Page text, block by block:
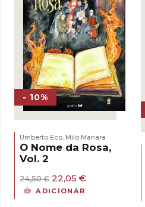
- 10%
Umberto Eco Milo Manara
O Nome da Rosa,
Vol. 2
24,50€ O
preço
22,05 €
ADICIONAR